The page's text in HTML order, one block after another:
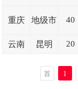
重庆 地级市 40
云南 昆明 20
首
1